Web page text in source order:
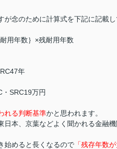
念のために計算式を下記に記載し
用年数｝×残耐用年数
年
SRC19万円
れる判断基準かと思われます。
本、京葉などよく聞かれる金融
始めると長くなるので 「残存年数